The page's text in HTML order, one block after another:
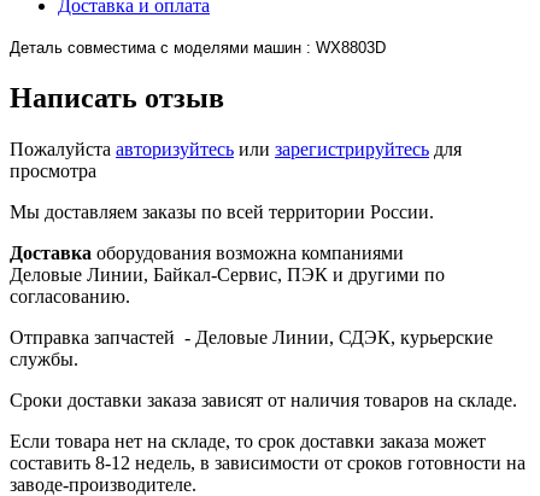
Доставка и оплата
Деталь совместима с моделями машин : WX8803D
Написать отзыв
Пожалуйста авторизуйтесь или зарегистрируйтесь для
просмотра
Мы доставляем заказы по всей территории России.
Доставка оборудования возможна компаниями
Деловые Линии, Байкал-Сервис, ПЭК и другими по
согласованию.
Отправка запчастей - Деловые Линии, СДЭК, курьерские
службы.
Сроки доставки заказа зависят от наличия товаров на складе.
Если товара нет на складе, то срок доставки заказа может
составить 8-12 недель, в зависимости от сроков готовности на
заводе-производителе.